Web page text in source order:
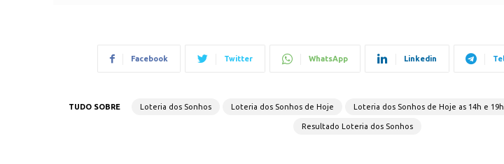
Facebook Twitter WhatsApp Linkedin
TUDO SOBRE Loteria dos Sonhos Loteria dos Sonhos de Hoje Loteria dos Sonhos de Hoje as 14h e 19h
Resultado Loteria dos Sonhos